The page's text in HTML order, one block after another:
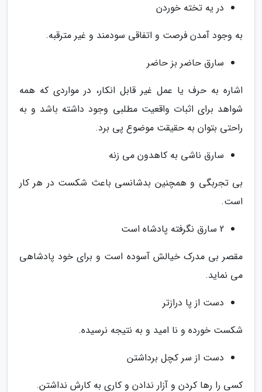
در یه تخته خوردن
به وجود آمدن فرصت و اتفاقی سودمند و غیر مترقبه.
سارق حاضر بز حاضر
اشاره به حرف یا عمل غیر قابل انکار، در مواردی که همه
شواهد برای اثبات واقعیت مطلبی وجود داشته باشد و به
راحتی بتوان به حقیقت موضوع پی برد.
سارق ناشی به کاهدون می زنه
بی تجربگی و همچنین بدشانسی باعث شکست در هر کار
است.
2 سارق نگرفته پادشاه است
مقصر بی مدرک خیالش آسوده است و برای خود پادشاهی
می نماید.
دست از پا درازتر
شکست خورده و نا امید و به نتیجه نرسیده.
دست از سر کچل برداشتن
کسی را رها کردن و آزار ندادن و کاری به کارش نداشتن.